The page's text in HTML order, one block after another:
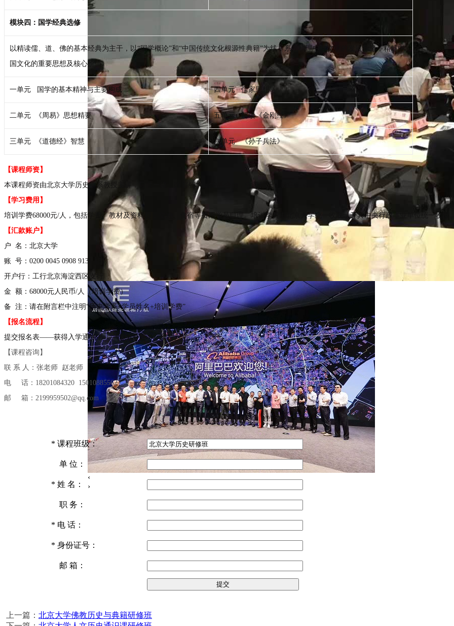
‹
›
模块四：国学经典选修
以精读儒、道、佛的基本经典为主干，以“国学概论”和“中国传统文化根源性典籍”为线，系统梳理中华文明的发展脉络，精解中
国文化的重要思想及核心价值。
一单元 国学的基本精神与主要构成 四单元 儒家思想
二单元 《周易》思想精要 五单元 解读《金刚经》
三单元 《道德经》智慧 六单元 《孙子兵法》
【课程师资】
本课程师资由北京大学历史学系教授主讲，导师一流，阵容强大，学科全面，学养纯正，教学生动。
【学习费用】
培训学费68000元/人，包括学费、教材及资料费，交通、食宿等费用学员自理。培训学费由北京大学统一收取，开具中央行政事业单位统一收据
【汇款账户】
户 名：北京大学
账 号：0200 0045 0908 9131 151
开户行：工行北京海淀西区支行
金 额：68000元人民币/人（培训学费）
备 注：请在附言栏中注明“历史学系+学员姓名+培训学费”
【报名流程】
提交报名表——获得入学通知书——缴纳学费——报到入学
【课程咨询】
联 系 人：张老师 赵老师
电 话：18201084320 15010885562
邮 箱：2199959502@qq.com
* 课程班级：
单 位：
* 姓 名：
职 务：
* 电 话：
* 身份证号：
邮 箱：
上一篇： 北京大学佛教历史与典籍研修班